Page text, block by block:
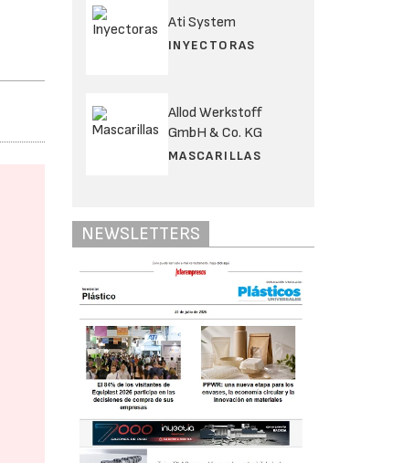
Ati System
INYECTORAS
Allod Werkstoff
GmbH & Co. KG
MASCARILLAS
NEWSLETTERS